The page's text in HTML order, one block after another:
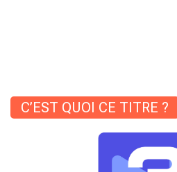
C’EST QUOI CE TITRE ?